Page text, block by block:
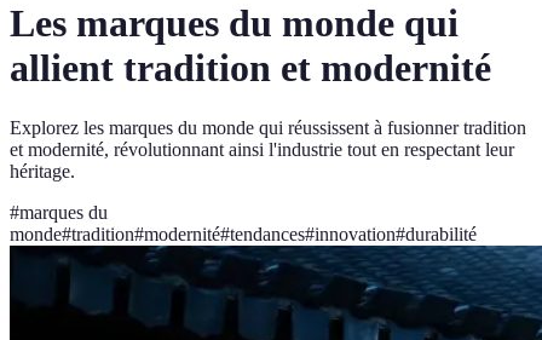
Les marques du monde qui
allient tradition et modernité
Explorez les marques du monde qui réussissent à fusionner tradition
et modernité, révolutionnant ainsi l'industrie tout en respectant leur
héritage.
#marques du
monde#tradition#modernité#tendances#innovation#durabilité